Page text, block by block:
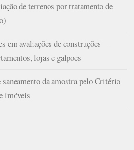
de terrenos por tratamento de
em avaliações de construções –
lojas e galpões
da amostra pelo Critério
imóveis